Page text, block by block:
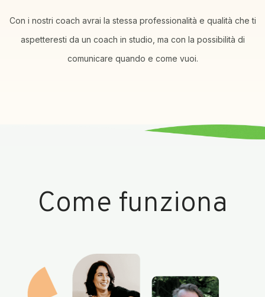
Con i nostri coach avrai la stessa professionalità e qualità che ti
aspetteresti da un coach in studio, ma con la possibilità di
comunicare quando e come vuoi.
Come funziona